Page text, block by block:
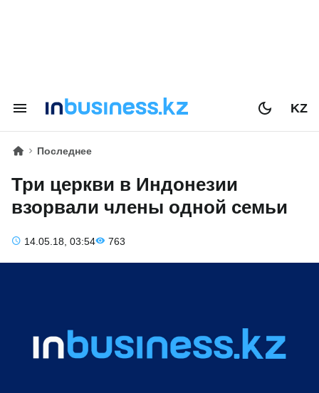
KZ
Последнее
Три церкви в Индонезии
взорвали члены одной семьи
14.05.18, 03:54 763